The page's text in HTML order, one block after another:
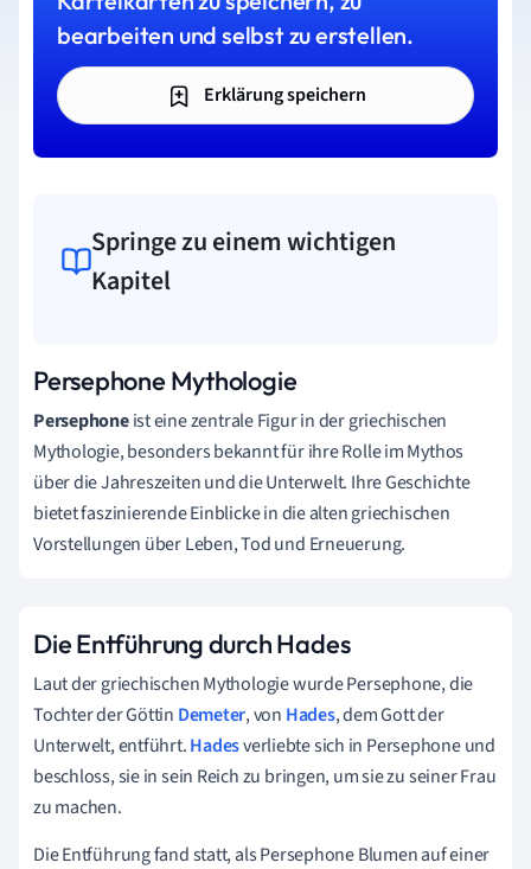
bearbeiten und selbst zu erstellen.
Erklärung speichern
Springe zu einem wichtigen
Kapitel
Persephone Mythologie
Persephoneist eine zentrale Figur in der griechischen
Mythologie, besonders bekannt für ihre Rolle im Mythos
über die Jahreszeiten und die Unterwelt. Ihre Geschichte
bietet faszinierende Einblicke in die alten griechischen
Vorstellungen über Leben, Tod und Erneuerung.
Die Entführung durch Hades
Laut der griechischen Mythologie wurde Persephone, die
Tochter der Göttin Demeter, von Hades, dem Gott der
Unterwelt, entführt.Hadesverliebte sich in Persephone und
beschloss, sie in sein Reich zu bringen, um sie zu seiner Frau
zu machen.
Die Entführung fand statt, als Persephone Blumen auf einer